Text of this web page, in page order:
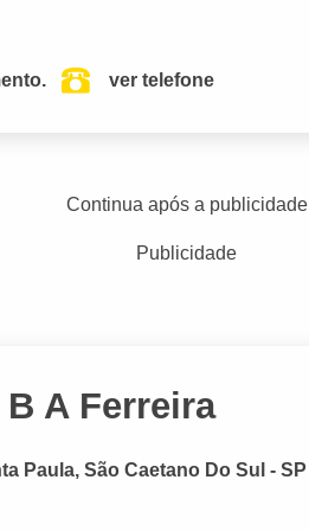
ver telefone
Continua após a publicidade
Publicidade
A Ferreira
Paula, São Caetano Do Sul - SP